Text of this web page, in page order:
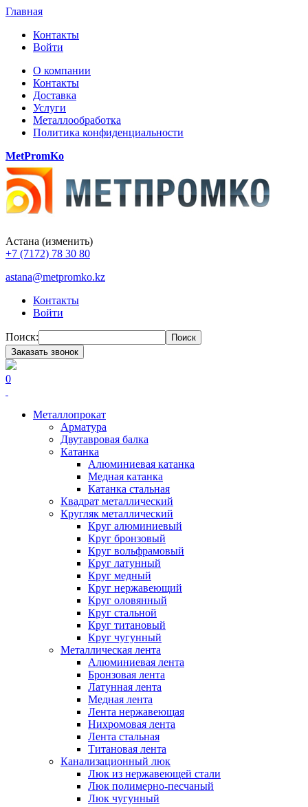
Главная
Контакты
Войти
О компании
Контакты
Доставка
Услуги
Металлообработка
Политика конфиденциальности
MetPromKo
Астана (изменить)
+7 (7172) 78 30 80
astana@metpromko.kz
Контакты
Войти
Поиск:
Поиск
Заказать звонок
0
Металлопрокат
Арматура
Двутавровая балка
Катанка
Алюминиевая катанка
Медная катанка
Катанка стальная
Квадрат металлический
Кругляк металлический
Круг алюминиевый
Круг бронзовый
Круг вольфрамовый
Круг латунный
Круг медный
Круг нержавеющий
Круг оловянный
Круг стальной
Круг титановый
Круг чугунный
Металлическая лента
Алюминиевая лента
Бронзовая лента
Латунная лента
Медная лента
Лента нержавеющая
Нихромовая лента
Лента стальная
Титановая лента
Канализационный люк
Люк из нержавеющей стали
Люк полимерно-песчаный
Люк чугунный